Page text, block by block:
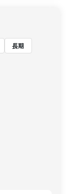
長期